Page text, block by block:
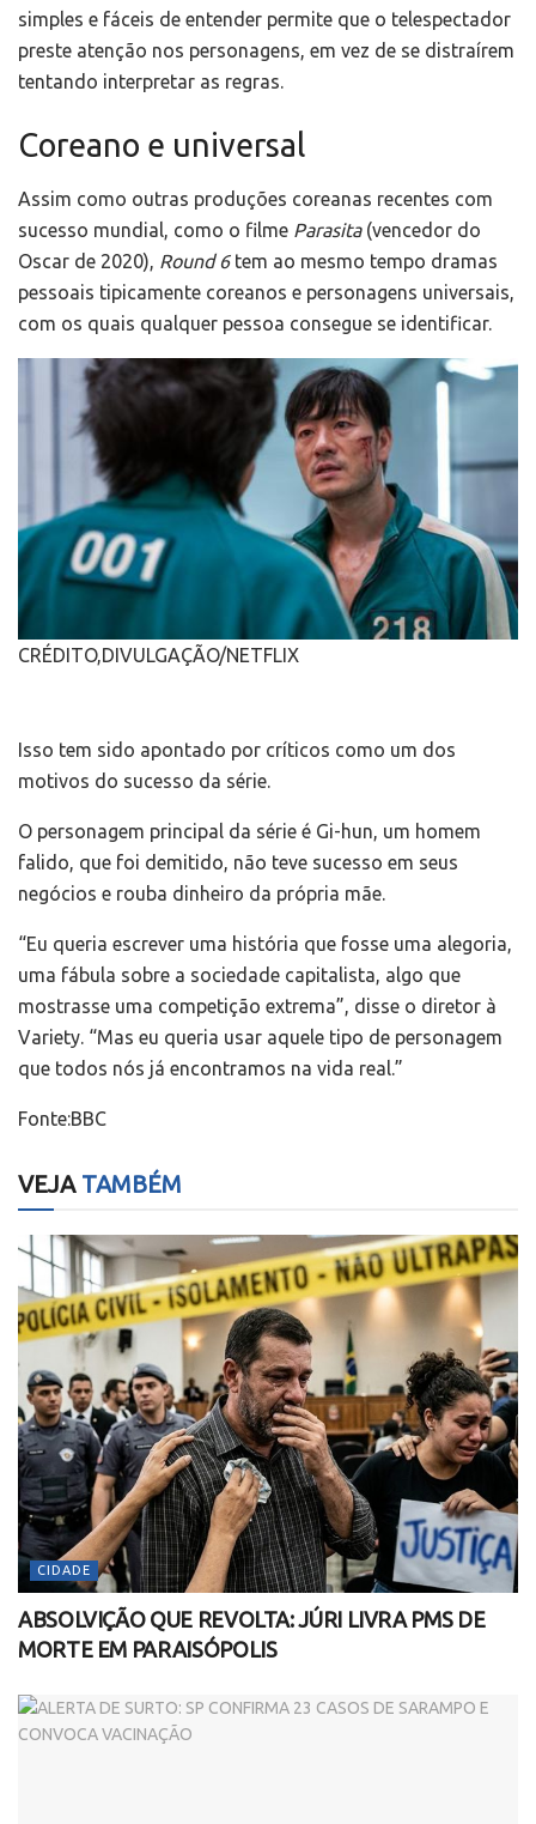
simples e fáceis de entender permite que o telespectador
preste atenção nos personagens, em vez de se distraírem
tentando interpretar as regras.
Coreano e universal
Assim como outras produções coreanas recentes com
sucesso mundial, como o filme Parasita(vencedor do
Oscar de 2020), Round 6tem ao mesmo tempo dramas
pessoais tipicamente coreanos e personagens universais,
com os quais qualquer pessoa consegue se identificar.
CRÉDITO,DIVULGAÇÃO/NETFLIX
Isso tem sido apontado por críticos como um dos
motivos do sucesso da série.
O personagem principal da série é Gi-hun, um homem
falido, que foi demitido, não teve sucesso em seus
negócios e rouba dinheiro da própria mãe.
“Eu queria escrever uma história que fosse uma alegoria,
uma fábula sobre a sociedade capitalista, algo que
mostrasse uma competição extrema”, disse o diretor à
Variety. “Mas eu queria usar aquele tipo de personagem
que todos nós já encontramos na vida real.”
Fonte:BBC
VEJATAMBÉM
CIDADE
ABSOLVIÇÃO QUE REVOLTA: JÚRI LIVRA PMS DE
MORTE EM PARAISÓPOLIS